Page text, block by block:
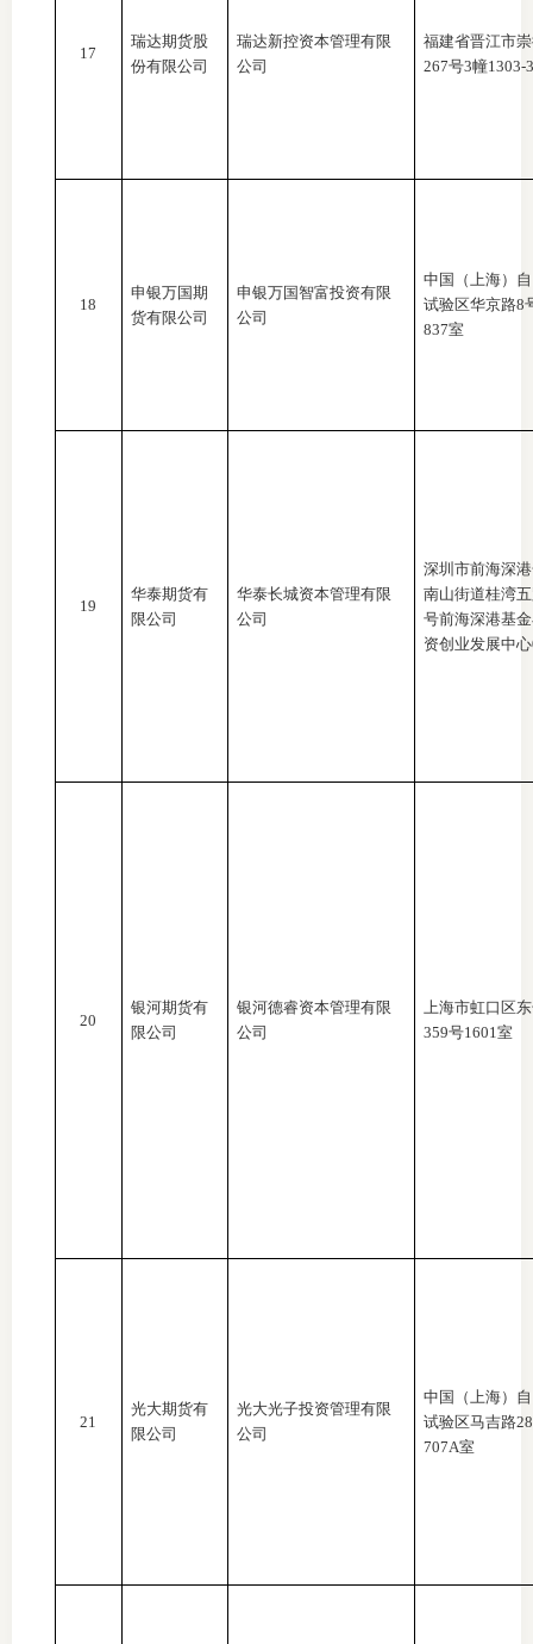
17
瑞达期货股
份有限公司
瑞达新控资本管理有限
公司
福建省晋江市
267号3幢1303-3
18
申银万国期
货有限公司
申银万国智富投资有限
公司
中国（上海）
试验区华京路8
837室
19
华泰期货有
限公司
华泰长城资本管理有限
公司
深圳市前海深
南山街道桂湾
号前海深港基
资创业发展中
20
银河期货有
限公司
银河德睿资本管理有限
公司
上海市虹口区
359号1601室
21
光大期货有
限公司
光大光子投资管理有限
公司
中国（上海）
试验区马吉路
707A室